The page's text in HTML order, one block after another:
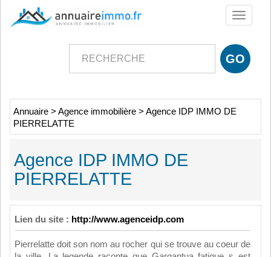
Toggle
Annuaire > Agence immobilière > Agence IDP IMMO DE
PIERRELATTE
Agence IDP IMMO DE
PIERRELATTE
Lien du site : http://www.agenceidp.com
Pierrelatte doit son nom au rocher qui se trouve au coeur de